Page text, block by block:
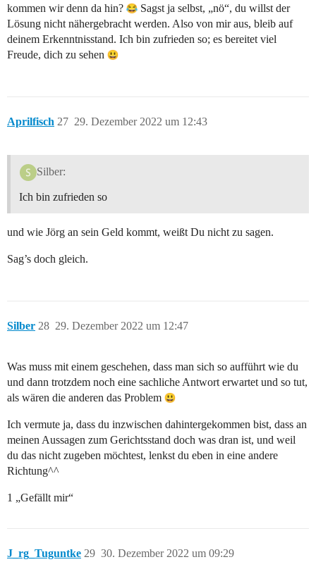
kommen wir denn da hin?
Sagst ja selbst, „nö“, du willst der
Lösung nicht nähergebracht werden. Also von mir aus, bleib auf
deinem Erkenntnisstand. Ich bin zufrieden so; es bereitet viel
Freude, dich zu sehen
Aprilfisch 29. Dezember 2022 um 12:43
27
Silber:
Ich bin zufrieden so
und wie Jörg an sein Geld kommt, weißt Du nicht zu sagen.
Sag’s doch gleich.
Silber 29. Dezember 2022 um 12:47
28
Was muss mit einem geschehen, dass man sich so aufführt wie du
und dann trotzdem noch eine sachliche Antwort erwartet und so tut,
als wären die anderen das Problem
Ich vermute ja, dass du inzwischen dahintergekommen bist, dass an
meinen Aussagen zum Gerichtsstand doch was dran ist, und weil
du das nicht zugeben möchtest, lenkst du eben in eine andere
Richtung^^
1 „Gefällt mir“
J_rg_Tuguntke 30. Dezember 2022 um 09:29
29